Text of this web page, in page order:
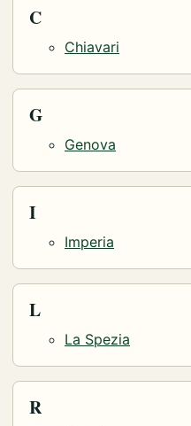
C
Chiavari
G
Genova
I
Imperia
L
La Spezia
R